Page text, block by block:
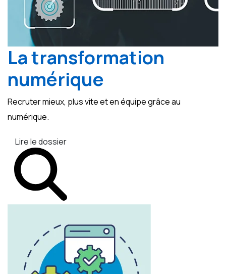
La transformation
numérique
Recruter mieux, plus vite et en équipe grâce au
numérique.
Lire le dossier